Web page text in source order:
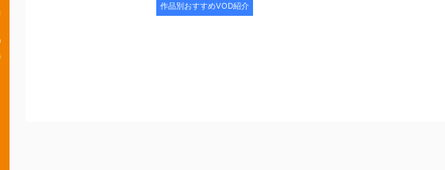
作品別おすすめVOD紹介